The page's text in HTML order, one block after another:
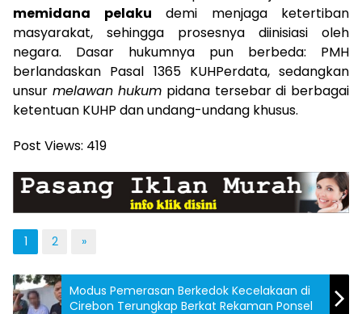
memidana pelaku demi menjaga ketertiban
masyarakat, sehingga prosesnya diinisiasi oleh
negara. Dasar hukumnya pun berbeda: PMH
berlandaskan Pasal 1365 KUHPerdata, sedangkan
unsur melawan hukum pidana tersebar di berbagai
ketentuan KUHP dan undang-undang khusus.
Post Views: 419
1 2 »
Modus Pemerasan Berkedok Kecelakaan di
Cirebon Terungkap Berkat Rekaman Ponsel